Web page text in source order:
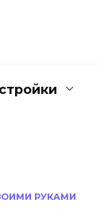
РУКАМИ